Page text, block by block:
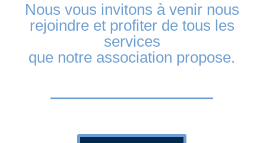
Nous vous invitons à venir nous
rejoindre et profiter de tous les
services
que notre association propose.